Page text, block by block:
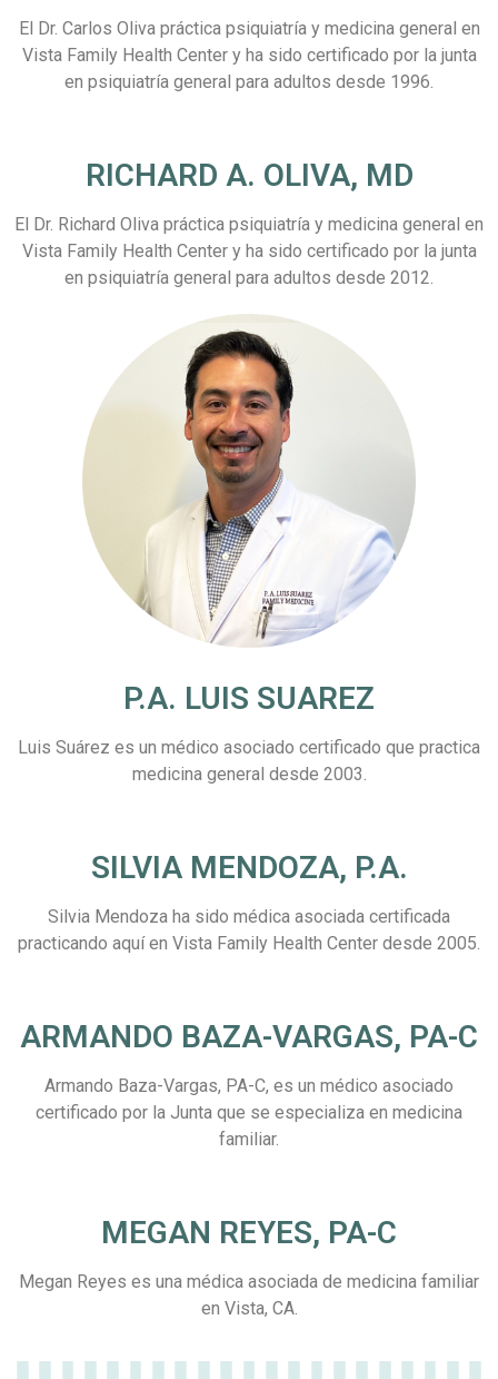
El Dr. Carlos Oliva práctica psiquiatría y medicina general en
Vista Family Health Center y ha sido certificado por la junta
en psiquiatría general para adultos desde 1996.
RICHARD A. OLIVA, MD
El Dr. Richard Oliva práctica psiquiatría y medicina general en
Vista Family Health Center y ha sido certificado por la junta
en psiquiatría general para adultos desde 2012.
P.A. LUIS SUAREZ
Luis Suárez es un médico asociado certificado que practica
medicina general desde 2003.
SILVIA MENDOZA, P.A.
Silvia Mendoza ha sido médica asociada certificada
practicando aquí en Vista Family Health Center desde 2005.
ARMANDO BAZA-VARGAS, PA-C
Armando Baza-Vargas, PA-C, es un médico asociado
certificado por la Junta que se especializa en medicina
familiar.
MEGAN REYES, PA-C
Megan Reyes es una médica asociada de medicina familiar
en Vista, CA.